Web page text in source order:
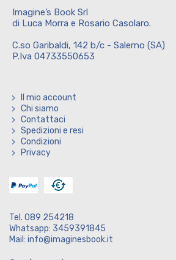
Imagine’s Book Srl
di Luca Morra e Rosario Casolaro.
C.so Garibaldi, 142 b/c - Salerno (SA)
P.Iva 04733550653
Il mio account
Chi siamo
Contattaci
Spedizioni e resi
Condizioni
Privacy
Tel. 089 254218
Whatsapp: 3459391845
Mail: info@imaginesbook.it